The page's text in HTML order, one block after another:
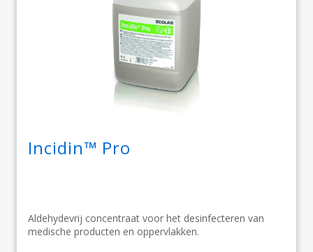
Incidin™ Pro
Aldehydevrij concentraat voor het desinfecteren van
medische producten en oppervlakken.